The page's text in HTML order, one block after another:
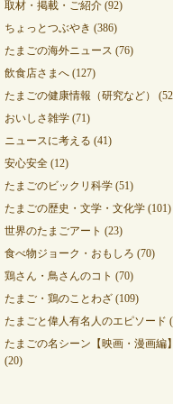
取材・掲載・ご紹介 (92)
ちょっとつぶやき (386)
たまごの海外ニュース (76)
飲食店さまへ (127)
たまごの健康情報（研究など）
おいしさ雑学 (71)
ニュースに考える (41)
安心安全 (12)
たまごのビックリ科学 (51)
たまごの歴史・文学・文化学 (101)
世界のたまごアート (23)
食べ物ジョーク・おもしろ (70)
鶏さん・鳥さんのコト (70)
たまご・鶏のことわざ (109)
たまごと偉人有名人のエピソード
たまごの名シーン【映画・漫画編】
(20)